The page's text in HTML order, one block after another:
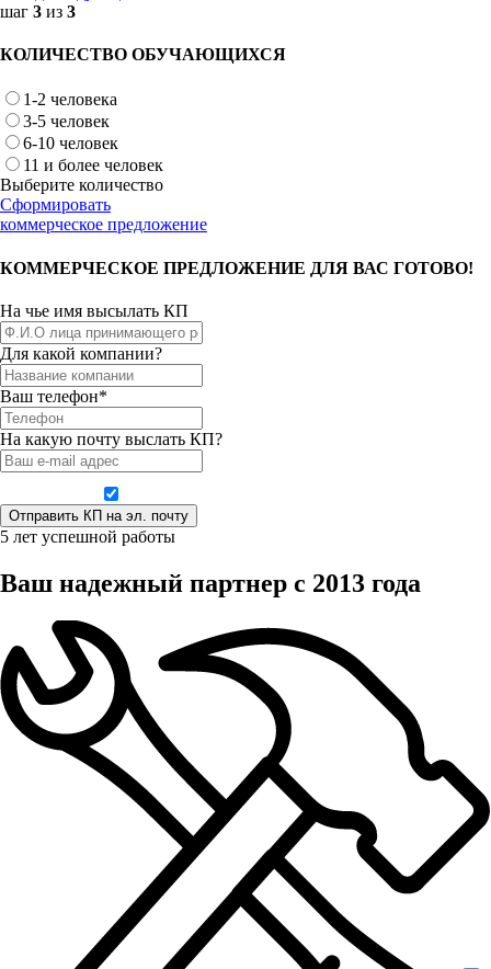
шаг 3 из 3
КОЛИЧЕСТВО ОБУЧАЮЩИХСЯ
1-2 человека
3-5 человек
6-10 человек
11 и более человек
Выберите количество
Сформировать
коммерческое предложение
КОММЕРЧЕСКОЕ ПРЕДЛОЖЕНИЕ ДЛЯ ВАС ГОТОВО!
На чье имя высылать КП
Для какой компании?
Ваш телефон*
На какую почту выслать КП?
5 лет успешной работы
Ваш надежный партнер с 2013 года